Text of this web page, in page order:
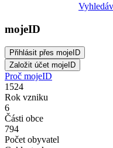
mojeID
Proč mojeID
1524
Rok vzniku
6
Části obce
794
Počet obyvatel